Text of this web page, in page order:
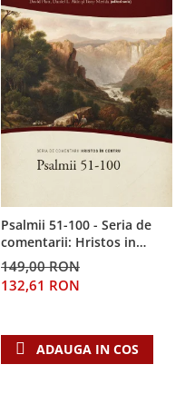
Psalmii 51-100 - Seria de
comentarii: Hristos in
centru
149,00 RON
132,61 RON
ADAUGA IN COS